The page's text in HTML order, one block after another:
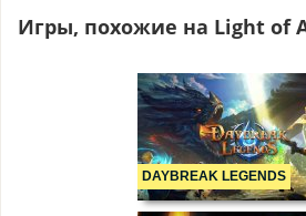
Игры, похожие на Light of
DAYBREAK LEGENDS